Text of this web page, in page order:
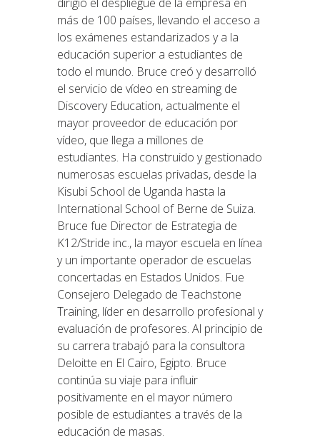
más de 100 países, llevando el acceso a
los exámenes estandarizados y a la
educación superior a estudiantes de
todo el mundo. Bruce creó y desarrolló
el servicio de vídeo en streaming de
Discovery Education, actualmente el
mayor proveedor de educación por
vídeo, que llega a millones de
estudiantes. Ha construido y gestionado
numerosas escuelas privadas, desde la
Kisubi School de Uganda hasta la
International School of Berne de Suiza.
Bruce fue Director de Estrategia de
K12/Stride inc., la mayor escuela en línea
y un importante operador de escuelas
concertadas en Estados Unidos. Fue
Consejero Delegado de Teachstone
Training, líder en desarrollo profesional y
evaluación de profesores. Al principio de
su carrera trabajó para la consultora
Deloitte en El Cairo, Egipto. Bruce
continúa su viaje para influir
positivamente en el mayor número
posible de estudiantes a través de la
educación de masas.